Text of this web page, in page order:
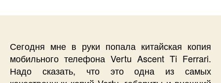
фейк
т.п.
подарки
Сегодня мне в руки попала китайская копия
мобильного телефона Vertu Ascent Ti Ferrari.
Надо сказать, что это одна из самых